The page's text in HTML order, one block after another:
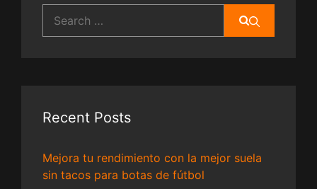
for:
Recent Posts
Mejora tu rendimiento con la mejor suela
sin tacos para botas de fútbol